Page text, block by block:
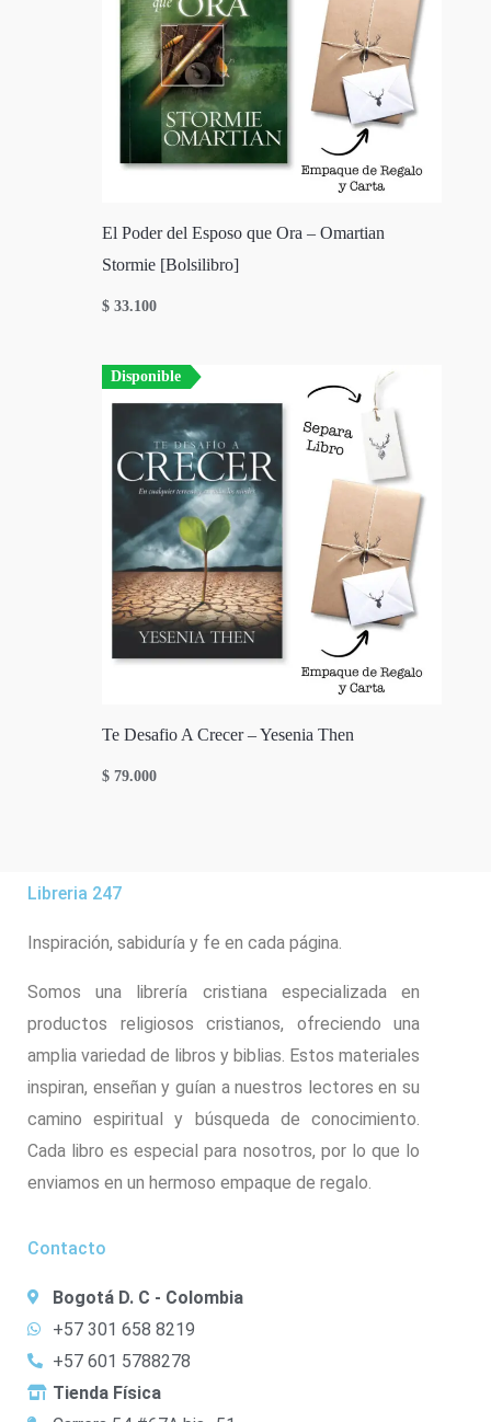
El Poder del Esposo que Ora – Omartian
Stormie [Bolsilibro]
$ 33.100
Disponible
Te Desafio A Crecer – Yesenia Then
$ 79.000
Libreria 247
Inspiración, sabiduría y fe en cada página.
Somos una librería cristiana especializada en
productos religiosos cristianos, ofreciendo una
amplia variedad de libros y biblias. Estos materiales
inspiran, enseñan y guían a nuestros lectores en su
camino espiritual y búsqueda de conocimiento.
Cada libro es especial para nosotros, por lo que lo
enviamos en un hermoso empaque de regalo.
Contacto
Bogotá D. C - Colombia
+57 301 658 8219
+57 601 5788278
Tienda Física